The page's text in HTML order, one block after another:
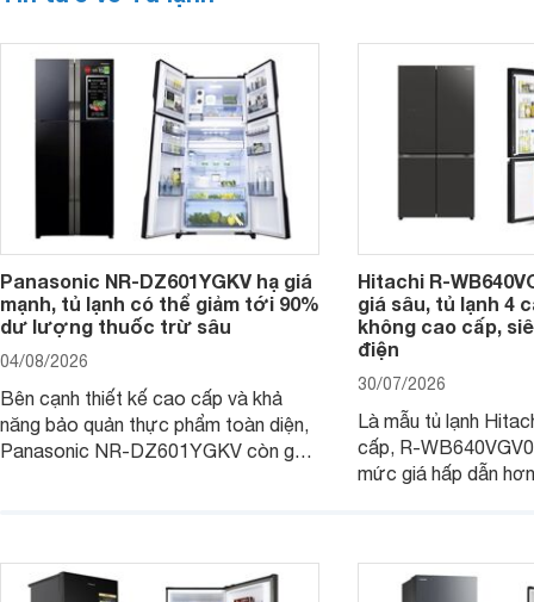
Panasonic NR-DZ601YGKV hạ giá
mạnh, tủ lạnh có thể giảm tới 90%
dư lượng thuốc trừ sâu
04/08/2026
Bên cạnh thiết kế cao cấp và khả
năng bảo quản thực phẩm toàn diện,
Panasonic NR-DZ601YGKV còn gây
Hitachi R-
giá sâu, tủ lạnh 4
không cao cấp,
điện
30/07/2026
Là mẫu tủ lạnh
cấp, R-
mức giá hấp dẫn
nhiều công nghệ.